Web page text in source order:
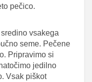
pečico.
vsakega
seme. Pečene
Pripravimo si
jedilno
Vsak piškot